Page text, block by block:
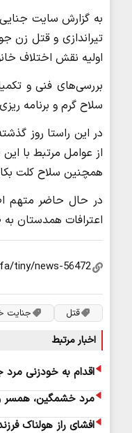
تیراندازی و قتل زن
اولیه نقش اختلاف
بررسی‌های فنی و
سلاح گرم و برنامه
در این راستا روز
همچنین سلاح کلت
در حال حاضر متهم
اعترافات همدستان به
قتل جنایت
اخبار مرتبط
اقدام به خودزنی
مرد خشمگین، همسر
افشای راز هولناک